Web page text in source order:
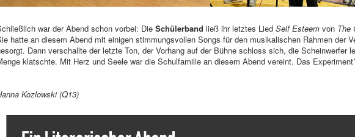
war der Abend schon vorbei: Die Schülerband ließ ihr letztes Lied Self Esteem von The
hatte an diesem Abend mit einigen stimmungsvollen Songs für den musikalischen Rahmen der
Dann verschallte der letzte Ton, der Vorhang auf der Bühne schloss sich, die Scheinwerfer
klatschte. Mit Herz und Seele war die Schulfamilie an diesem Abend vereint. Das
Kozlowski (Q13)